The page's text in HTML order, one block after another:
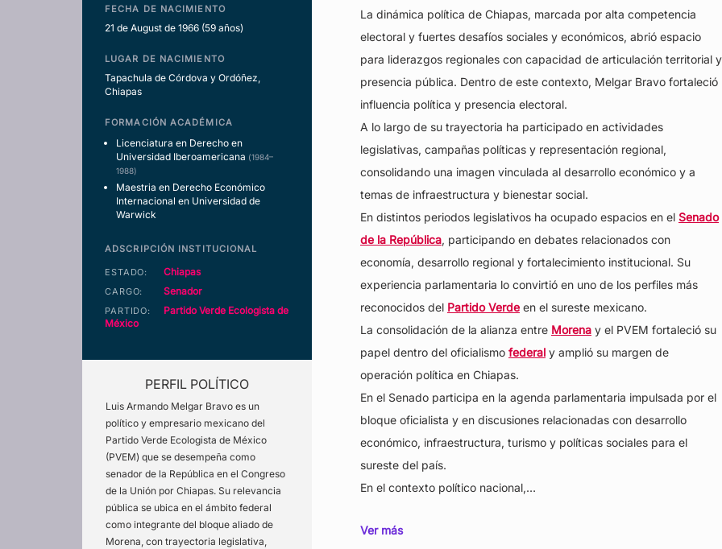
FECHA DE NACIMIENTO
21 de August de 1966 (59 años)
LUGAR DE NACIMIENTO
Tapachula de Córdova y Ordóñez,
Chiapas
FORMACIÓN ACADÉMICA
Licenciatura en Derecho en
Universidad Iberoamericana (1984–
1988)
Maestria en Derecho Económico
Internacional en Universidad de
Warwick
ADSCRIPCIÓN INSTITUCIONAL
ESTADO: Chiapas
CARGO: Senador
PARTIDO:
Partido Verde Ecologista de
México
PERFIL POLÍTICO
Luis Armando Melgar Bravo es un
político y empresario mexicano del
Partido Verde Ecologista de México
(PVEM) que se desempeña como
senador de la República en el Congreso
de la Unión por Chiapas. Su relevancia
pública se ubica en el ámbito federal
como integrante del bloque aliado de
Morena, con trayectoria legislativa,
La dinámica política de Chiapas, marcada por alta competencia
electoral y fuertes desafíos sociales y económicos, abrió espacio
para liderazgos regionales con capacidad de articulación territorial y
presencia pública. Dentro de este contexto, Melgar Bravo fortaleció
influencia política y presencia electoral.
A lo largo de su trayectoria ha participado en actividades
legislativas, campañas políticas y representación regional,
consolidando una imagen vinculada al desarrollo económico y a
temas de infraestructura y bienestar social.
En distintos periodos legislativos ha ocupado espacios en el Senado
de la República, participando en debates relacionados con
economía, desarrollo regional y fortalecimiento institucional. Su
experiencia parlamentaria lo convirtió en uno de los perfiles más
reconocidos del Partido Verde en el sureste mexicano.
La consolidación de la alianza entre Morena y el PVEM fortaleció su
papel dentro del oficialismo federal y amplió su margen de
operación política en Chiapas.
En el Senado participa en la agenda parlamentaria impulsada por el
bloque oficialista y en discusiones relacionadas con desarrollo
económico, infraestructura, turismo y políticas sociales para el
sureste del país.
En el contexto político nacional,…
Ver más